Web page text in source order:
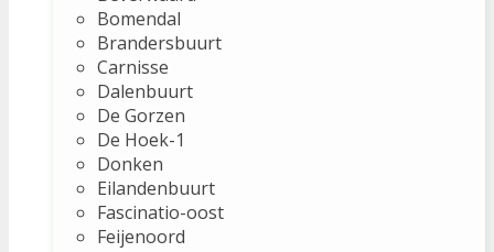
Bomendal
Brandersbuurt
Carnisse
Dalenbuurt
De Gorzen
De Hoek-1
Donken
Eilandenbuurt
Fascinatio-oost
Feijenoord